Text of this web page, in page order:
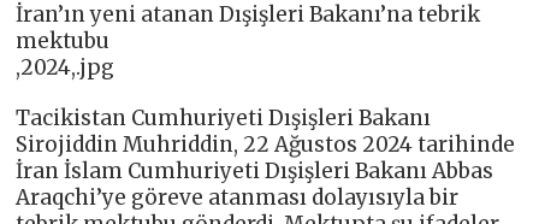
İran’ın yeni atanan Dışişleri Bakanı’na tebrik
mektubu
,2024,.jpg
Tacikistan Cumhuriyeti Dışişleri Bakanı
Sirojiddin Muhriddin, 22 Ağustos 2024 tarihinde
İran İslam Cumhuriyeti Dışişleri Bakanı Abbas
Araqchi’ye göreve atanması dolayısıyla bir